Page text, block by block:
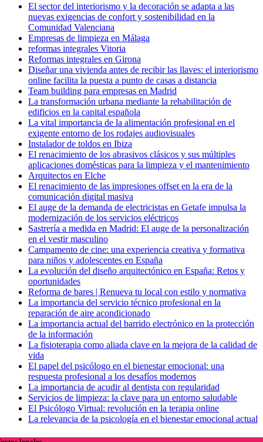
El sector del interiorismo y la decoración se adapta a las
nuevas exigencias de confort y sostenibilidad en la
Comunidad Valenciana
Empresas de limpieza en Málaga
reformas integrales Vitoria
Reformas integrales en Girona
Diseñar una vivienda antes de recibir las llaves: el interiorismo
online facilita la puesta a punto de casas a distancia
Team building para empresas en Madrid
La transformación urbana mediante la rehabilitación de
edificios en la capital española
La vital importancia de la alimentación profesional en el
exigente entorno de los rodajes audiovisuales
Instalador de toldos en Ibiza
El renacimiento de los abrasivos clásicos y sus múltiples
aplicaciones domésticas para la limpieza y el mantenimiento
Arquitectos en Elche
El renacimiento de las impresiones offset en la era de la
comunicación digital masiva
El auge de la demanda de electricistas en Getafe impulsa la
modernización de los servicios eléctricos
Sastrería a medida en Madrid: El auge de la personalización
en el vestir masculino
Campamento de cine: una experiencia creativa y formativa
para niños y adolescentes en España
La evolución del diseño arquitectónico en España: Retos y
oportunidades
Reforma de bares | Renueva tu local con estilo y normativa
La importancia del servicio técnico profesional en la
reparación de aire acondicionado
La importancia actual del barrido electrónico en la protección
de la información
La fisioterapia como aliada clave en la mejora de la calidad de
vida
El papel del psicólogo en el bienestar emocional: una
respuesta profesional a los desafíos modernos
La importancia de acudir al dentista con regularidad
Servicios de limpieza: la clave para un entorno saludable
El Psicólogo Virtual: revolución en la terapia online
La relevancia de la psicología en el bienestar emocional actual